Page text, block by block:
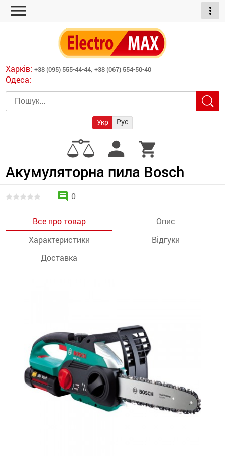
menu more_vert
Харків: +38 (095) 555-44-44, +38 (067) 554-50-40
Одеса:
Укр Рус
person shopping_cart
обігрівачі
машини
для
Акумуляторна пила Bosch
comment 0
Все про товар
Опис
Характеристики
Відгуки
Доставка